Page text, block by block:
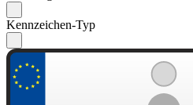
Kennzeichen-Typ